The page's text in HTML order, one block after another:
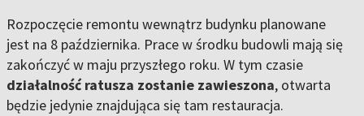
Rozpoczęcie remontu wewnątrz budynku planowane
jest na 8 października. Prace w środku budowli mają się
zakończyć w maju przyszłego roku. W tym czasie
działalność ratusza zostanie zawieszona, otwarta
będzie jedynie znajdująca się tam restauracja.